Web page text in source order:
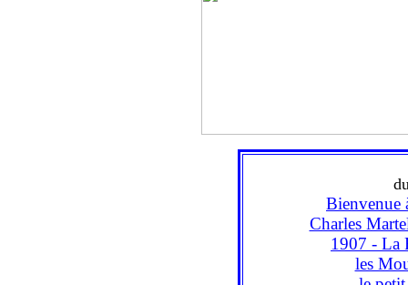
Bienvenue
Charles
1907 - La
les